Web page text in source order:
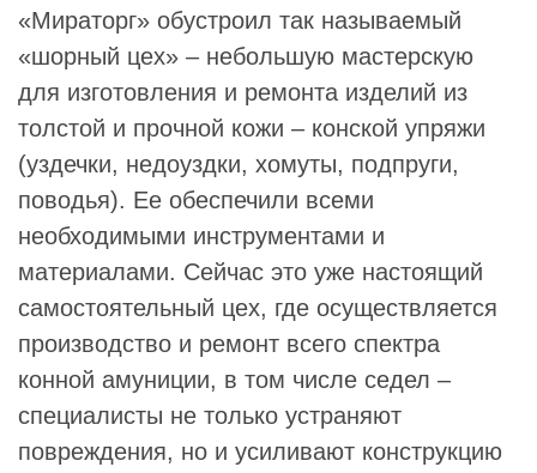
«Мираторг» обустроил так называемый
«шорный цех» – небольшую мастерскую
для изготовления и ремонта изделий из
толстой и прочной кожи – конской упряжи
(уздечки, недоуздки, хомуты, подпруги,
поводья). Ее обеспечили всеми
необходимыми инструментами и
материалами. Сейчас это уже настоящий
самостоятельный цех, где осуществляется
производство и ремонт всего спектра
конной амуниции, в том числе седел –
специалисты не только устраняют
повреждения, но и усиливают конструкцию